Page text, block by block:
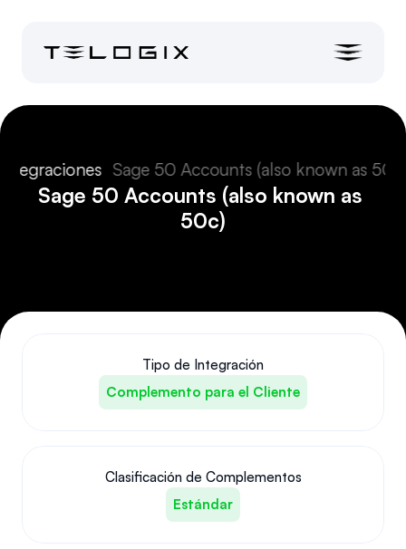
Sage 50 Accounts (also known as
Sage 50 Accounts (also known as
50c)
Tipo de Integración
Complemento para el Cliente
Clasificación de Complementos
Estándar